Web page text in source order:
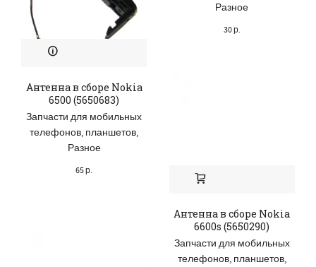
Разное
30р.
Антенна в сборе Nokia
6500 (5650683)
Запчасти для мобильных
телефонов, планшетов,
Разное
65р.
Антенна в сборе Nokia
6600s (5650290)
Запчасти для мобильных
телефонов, планшетов,